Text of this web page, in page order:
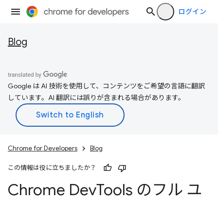
ログイン
Blog
Google は AI 技術を使用して、コンテンツをご希望の言語に翻訳
しています。AI 翻訳には誤りが含まれる場合があります。
Chrome for Developers Blog
この情報は役に立ちましたか？
Chrome DevTools のフル ユ